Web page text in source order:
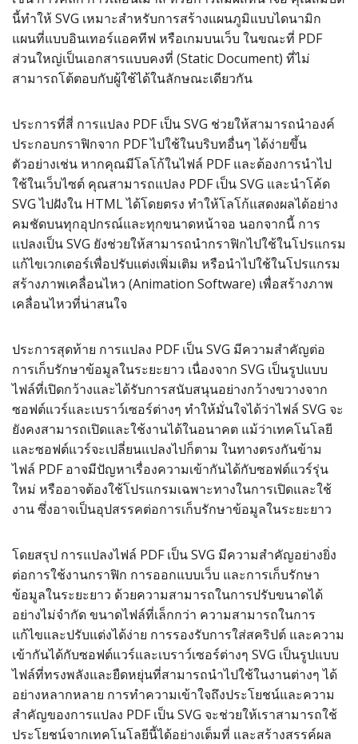
นี้ทำให้ SVG เหมาะสำหรับการสร้างแผนภูมิแบบไดนามิก
แผนที่แบบอินเทอร์แอคทีฟ หรือเกมบนเว็บ ในขณะที่ PDF
ส่วนใหญ่เป็นเอกสารแบบคงที่ (Static Document) ที่ไม่
สามารถโต้ตอบกับผู้ใช้ได้ในลักษณะเดียวกัน
ประการที่สี่ การแปลง PDF เป็น SVG ช่วยให้สามารถนำองค์
ประกอบกราฟิกจาก PDF ไปใช้ในบริบทอื่นๆ ได้ง่ายขึ้น
ตัวอย่างเช่น หากคุณมีโลโก้ในไฟล์ PDF และต้องการนำไป
ใช้ในเว็บไซต์ คุณสามารถแปลง PDF เป็น SVG และนำโค้ด
SVG ไปฝังใน HTML ได้โดยตรง ทำให้โลโก้แสดงผลได้อย่าง
คมชัดบนทุกอุปกรณ์และทุกขนาดหน้าจอ นอกจากนี้ การ
แปลงเป็น SVG ยังช่วยให้สามารถนำกราฟิกไปใช้ในโปรแกรม
แก้ไขเวกเตอร์เพื่อปรับแต่งเพิ่มเติม หรือนำไปใช้ในโปรแกรม
สร้างภาพเคลื่อนไหว (Animation Software) เพื่อสร้างภาพ
เคลื่อนไหวที่น่าสนใจ
ประการสุดท้าย การแปลง PDF เป็น SVG มีความสำคัญต่อ
การเก็บรักษาข้อมูลในระยะยาว เนื่องจาก SVG เป็นรูปแบบ
ไฟล์ที่เปิดกว้างและได้รับการสนับสนุนอย่างกว้างขวางจาก
ซอฟต์แวร์และเบราว์เซอร์ต่างๆ ทำให้มั่นใจได้ว่าไฟล์ SVG จะ
ยังคงสามารถเปิดและใช้งานได้ในอนาคต แม้ว่าเทคโนโลยี
และซอฟต์แวร์จะเปลี่ยนแปลงไปก็ตาม ในทางตรงกันข้าม
ไฟล์ PDF อาจมีปัญหาเรื่องความเข้ากันได้กับซอฟต์แวร์รุ่น
ใหม่ หรืออาจต้องใช้โปรแกรมเฉพาะทางในการเปิดและใช้
งาน ซึ่งอาจเป็นอุปสรรคต่อการเก็บรักษาข้อมูลในระยะยาว
โดยสรุป การแปลงไฟล์ PDF เป็น SVG มีความสำคัญอย่างยิ่ง
ต่อการใช้งานกราฟิก การออกแบบเว็บ และการเก็บรักษา
ข้อมูลในระยะยาว ด้วยความสามารถในการปรับขนาดได้
อย่างไม่จำกัด ขนาดไฟล์ที่เล็กกว่า ความสามารถในการ
แก้ไขและปรับแต่งได้ง่าย การรองรับการใส่สคริปต์ และความ
เข้ากันได้กับซอฟต์แวร์และเบราว์เซอร์ต่างๆ SVG เป็นรูปแบบ
ไฟล์ที่ทรงพลังและยืดหยุ่นที่สามารถนำไปใช้ในงานต่างๆ ได้
อย่างหลากหลาย การทำความเข้าใจถึงประโยชน์และความ
สำคัญของการแปลง PDF เป็น SVG จะช่วยให้เราสามารถใช้
ประโยชน์จากเทคโนโลยีนี้ได้อย่างเต็มที่ และสร้างสรรค์ผล